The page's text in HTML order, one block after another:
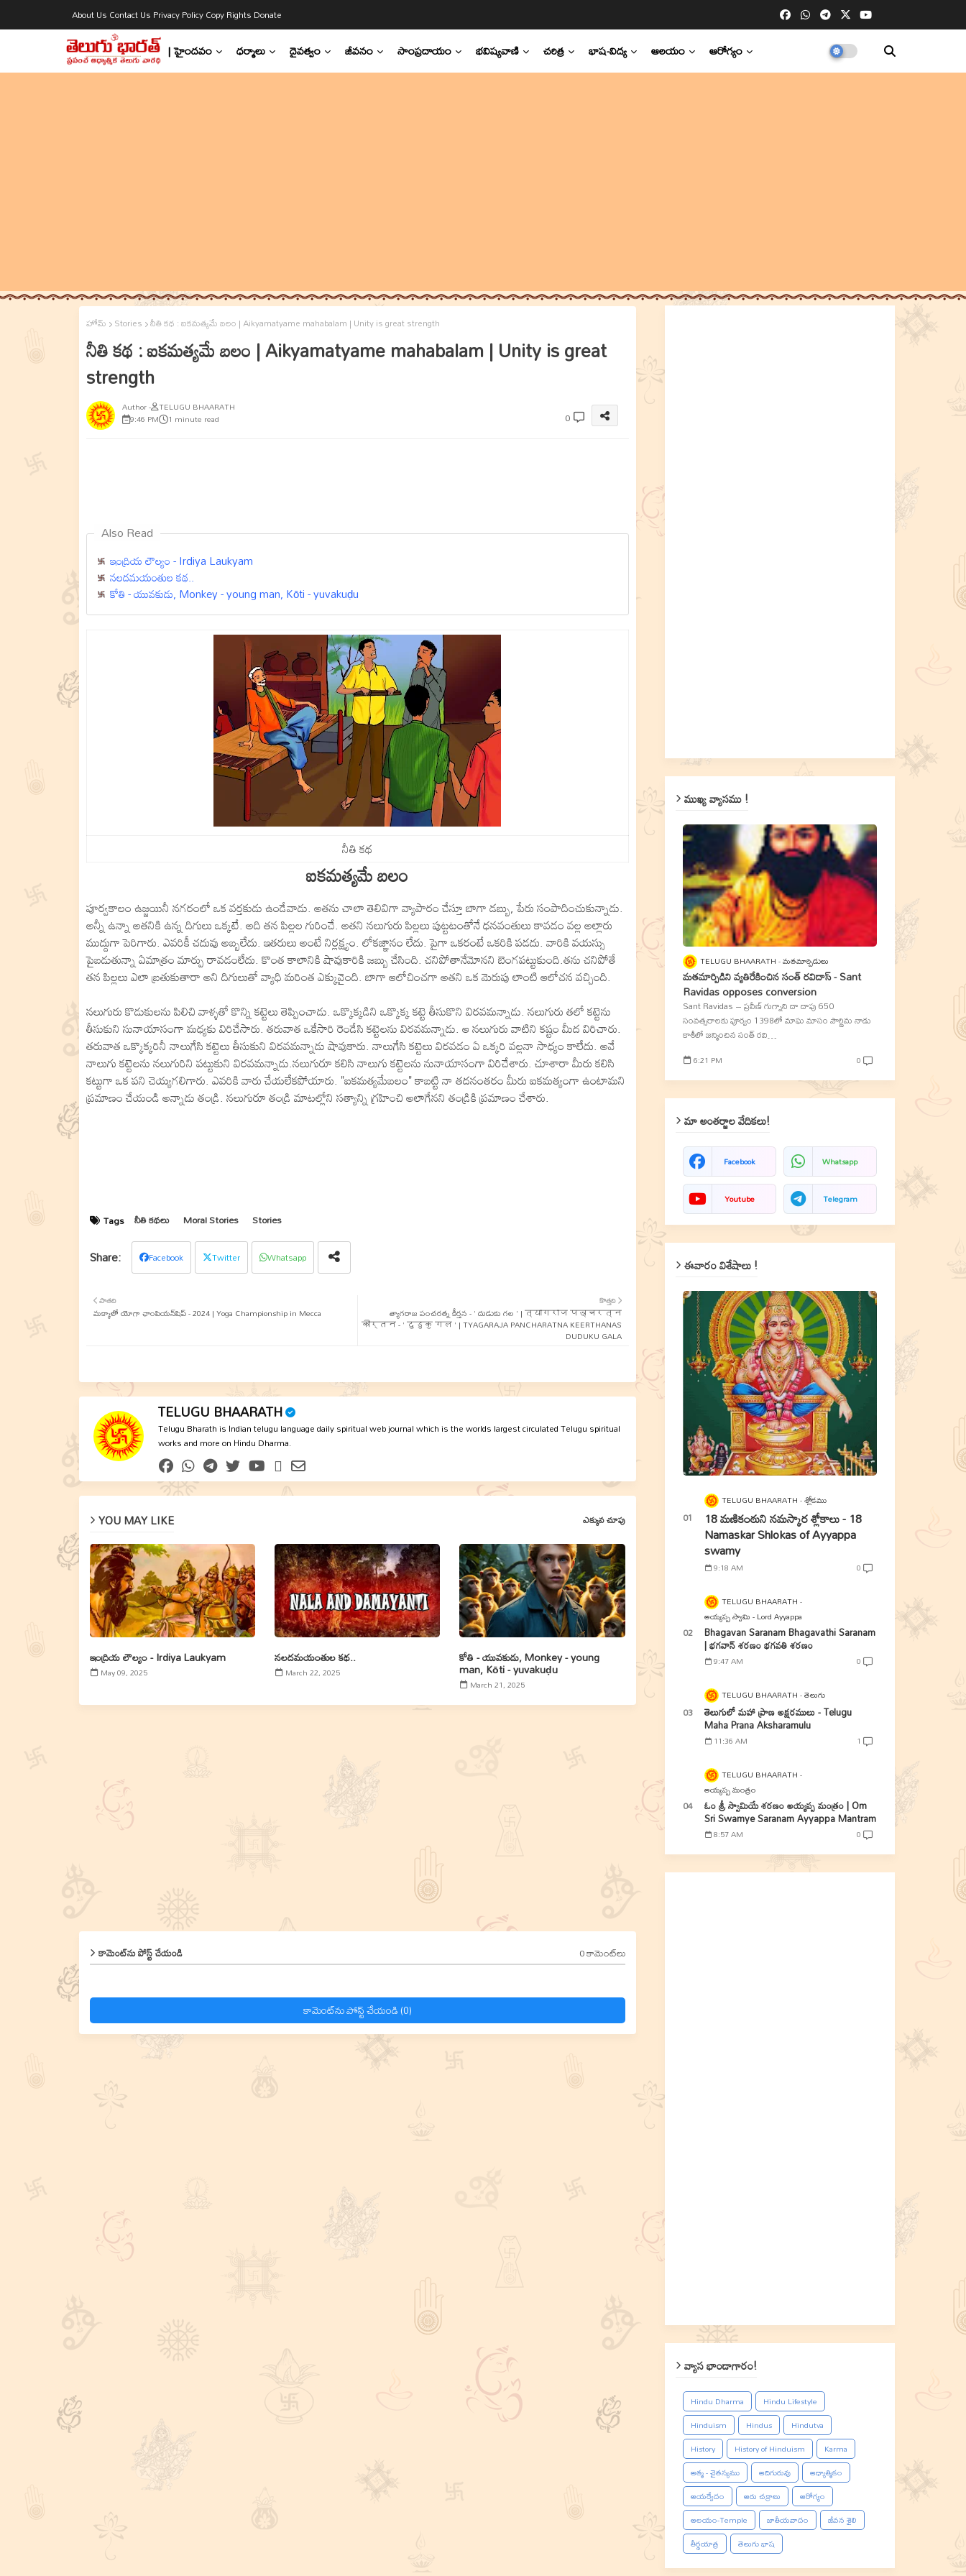
About Us Contact Us Privacy PolicyCopy Rights Donate
| హైందవం ధర్మాలు దైవత్వం జీవనం సాంప్రదాయం భవిష్యవాణి చరిత్ర భాష-విద్య ఆలయం ఆరోగ్యం
హోమ్ Stories నీతి కథ : ఐకమత్యమే బలం | Aikyamatyame mahabalam | Unity is great strength
నీతి కథ : ఐకమత్యమే బలం | Aikyamatyame mahabalam | Unity is great
strength
TELUGU BHAARATH
9:46 PM 1 minute read 0
Also Read
ఇంద్రియ లౌల్యం - Irdiya Laukyam
నలదమయంతుల కథ..
కోతి - యువకుడు, Monkey - young man, Kōti - yuvakuḍu
నీతి కథ
ఐకమత్యమే బలం
పూర్వకాలం ఉజ్జయినీ నగరంలో ఒక వర్తకుడు ఉండేవాడు. అతను చాలా తెలివిగా వ్యాపారం చేస్తూ బాగా డబ్బు, పేరు సంపాదించుకున్నాడు.
అన్నీ ఉన్నా అతనికి ఉన్న దిగులు ఒక్కటే. అది తన పిల్లల గురించే. అతని నలుగురు పిల్లలు పుట్టటంతోనే ధనవంతులు కావడం వల్ల అల్లారు
ముద్దుగా పెరిగారు. ఎవరికీ చదువు అబ్బలేదు. ఇతరులు అంటే నిర్లక్ష్యం. లోకజ్ఞానం లేదు. పైగా ఒకరంటే ఒకరికి పడదు. వారికి వయస్సు
పైబడుతున్నా ఏమాత్రం మార్పు రావడంలేదు. కొంత కాలానికి షావుకారికి జబ్బు చేసింది. చనిపోతానేమోనని బెంగపట్టుకుంది.తను చనిపోతే
తన పిల్లలు ఎలా బ్రతుకుతారా అని దిగులుతో వ్యాధి మరింత ఎక్కువైంది. బాగా ఆలోచించగా అతని ఒక మెరుపు లాంటి ఆలోచన వచ్చింది.
నలుగురు కొడుకులను పిలిచి వాళ్ళతో కొన్ని కట్టెలు తెప్పించాడు. ఒక్కొక్కడిని ఒక్కొక్క కట్టె తీసుకొని విరవమన్నాడు. నలుగురు తలో కట్టెను
తీసుకుని సునాయాసంగా మధ్యకు విరిచేసారు. తరువాత ఒకేసారి రెండేసి కట్టెలను విరవమన్నాడు. ఆ నలుగురు వాటిని కష్టం మీద విరిచారు.
తరువాత ఒక్కొక్కరినీ నాలుగేసి కట్టెలు తీసుకుని విరవమన్నాడు షావుకారు. నాలుగేసి కట్టెలు విరవడం ఏ ఒక్కరి వల్లనా సాధ్యం కాలేదు. అవే
నాలుగు కట్టెలను నలుగురిని పట్టుకుని విరవమన్నాడు.నలుగురూ కలిసి నాలుగు కట్టెలను నునాయాసంగా విరిచేశారు. చూశారా మీరు కలిసి
కట్టుగా ఒక పని చెయ్యగలిగారు. ఎవరికి వారు చేయలేకపోయారు. "ఐకమత్యమేబలం" కాబట్టి నా తదనంతరం మీరు ఐకమత్యంగా ఉంటామని
ప్రమాణం చేయండి అన్నాడు తండ్రి. నలుగురూ తండ్రి మాటల్లోని సత్యాన్ని గ్రహించి అలాగేనని తండ్రికి ప్రమాణం చేశారు.
Tags నీతి కథలు Moral Stories Stories
Facebook Twitter Whatsapp
కొత్తది
త్యాగరాజ పంచరత్న కీర్తన - ' దుడుకు గల ' | त्यागराज पञ्चरत्न
कीर्तन - ' दुडुकु गल ' | TYAGARAJA PANCHARATNA KEERTHANAS
DUDUKU GALA
పాతది
మక్కాలో యోగా ఛాంపియన్‌షిప్ - 2024 | Yoga Championship in Mecca
TELUGU BHAARATH
Telugu Bharath is Indian telugu language daily spiritual web journal which is the worlds largest circulated Telugu spiritual
works and more on Hindu Dharma.
YOU MAY LIKE ఎక్కువ చూపు
ఇంద్రియ లౌల్యం - Irdiya Laukyam
May 09, 2025
నలదమయంతుల కథ..
March 22, 2025
కోతి - యువకుడు, Monkey - young
man, Kōti - yuvakuḍu
March 21, 2025
కామెంట్‌ను పోస్ట్ చేయండి 0 కామెంట్‌లు
కామెంట్‌ను పోస్ట్ చేయండి (0)
ముఖ్య వ్యాసము !
TELUGU BHAARATH మతమార్పిడులు
మతమార్పిడిని వ్యతిరేకించిన సంత్‌ రవిదాస్‌ - Sant
Ravidas opposes conversion
Sant Ravidas – ప్రవీణ్‌ గుగ్నాని దా దాపు 650
సంవత్సరాలకు పూర్వం 1398లో మాఘ మాసం పౌర్ణిమ నాడు
కాశీలో జన్మించిన సంత్‌ రవి…
6:21 PM 0
మా అంతర్జాల వేదికలు!
Facebook Whatsapp
Youtube Telegram
ఈవారం విశేషాలు !
TELUGU BHAARATH శ్లోకము
18 మణికంఠుని నమస్కార శ్లోకాలు - 18
Namaskar Shlokas of Ayyappa
swamy
9:18 AM 0
TELUGU BHAARATH
అయ్యప్ప స్వామి - Lord Ayyappa
Bhagavan Saranam Bhagavathi Saranam
| భగవాన్ శరణం భగవతి శరణం
9:47 AM 0
TELUGU BHAARATH తెలుగు
తెలుగులో మహా ప్రాణ అక్షరములు - Telugu
Maha Prana Aksharamulu
11:36 AM 1
TELUGU BHAARATH
అయ్యప్ప మంత్రం
ఓం శ్రీ స్వామియే శరణం అయ్యప్ప మంత్రం | Om
Sri Swamye Saranam Ayyappa Mantram
8:57 AM 0
వ్యాస భాండాగారం!
Hindu Dharma
Hindu Lifestyle
Hinduism
Hindus
Hindutva
History
History of Hinduism
Karma
ఆత్మ - చైతన్యము
ఆదిగురువు
ఆధ్యాత్మికం
ఆయర్వేదం
ఆరు చక్రాలు
ఆరోగ్యం
ఆలయం-Temple
జాతీయవాదం
జీవన శైలి
తీర్థయాత్ర
తెలుగు భాష